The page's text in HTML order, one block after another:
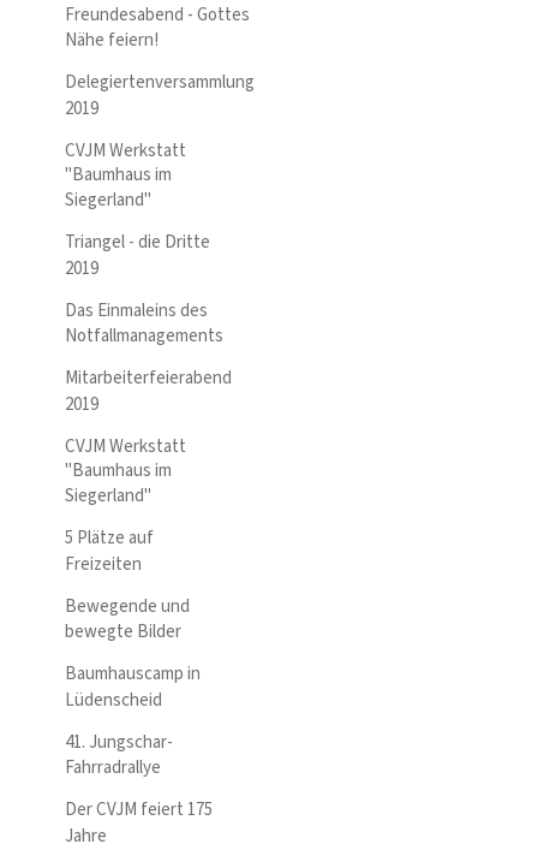
Freundesabend - Gottes
Nähe feiern!
Delegiertenversammlung
2019
CVJM Werkstatt
"Baumhaus im
Siegerland"
Triangel - die Dritte
2019
Das Einmaleins des
Notfallmanagements
Mitarbeiterfeierabend
2019
CVJM Werkstatt
"Baumhaus im
Siegerland"
5 Plätze auf
Freizeiten
Bewegende und
bewegte Bilder
Baumhauscamp in
Lüdenscheid
41. Jungschar-
Fahrradrallye
Der CVJM feiert 175
Jahre